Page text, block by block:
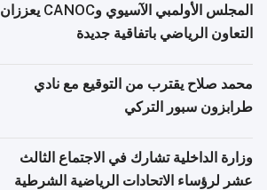
المجلس الأولمبي الآسيوي وCANOC يعززان
التعاون الرياضي باتفاقية جديدة
محمد صلاح يقترب من التوقيع مع نادي
طرابزون سبور التركي
وزارة الداخلية تشارك في الاجتماع الثالث
عشر لرؤساء الاتحادات الرياضية الشرطية